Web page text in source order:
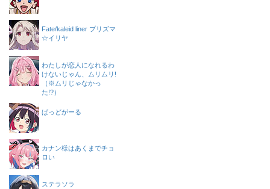
Fate/kaleid liner プリズマ
☆イリヤ
わたしが恋人になれるわ
けないじゃん、ムリムリ!
（※ムリじゃなかっ
た!?）
ばっどがーる
カナン様はあくまでチョ
ロい
ステラソラ